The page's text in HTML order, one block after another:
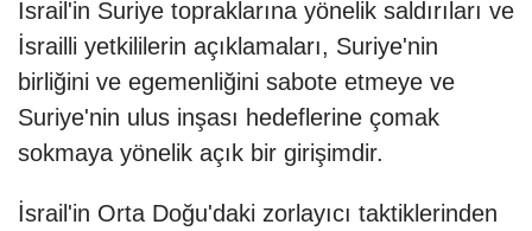
İsrail'in Suriye topraklarına yönelik saldırıları ve
İsrailli yetkililerin açıklamaları, Suriye'nin
birliğini ve egemenliğini sabote etmeye ve
Suriye'nin ulus inşası hedeflerine çomak
sokmaya yönelik açık bir girişimdir.
İsrail'in Orta Doğu'daki zorlayıcı taktiklerinden